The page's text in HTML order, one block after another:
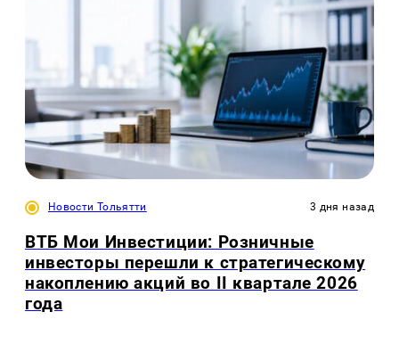
Новости Тольятти 3 дня назад
ВТБ Мои Инвестиции: Розничные
инвесторы перешли к стратегическому
накоплению акций во II квартале 2026
года